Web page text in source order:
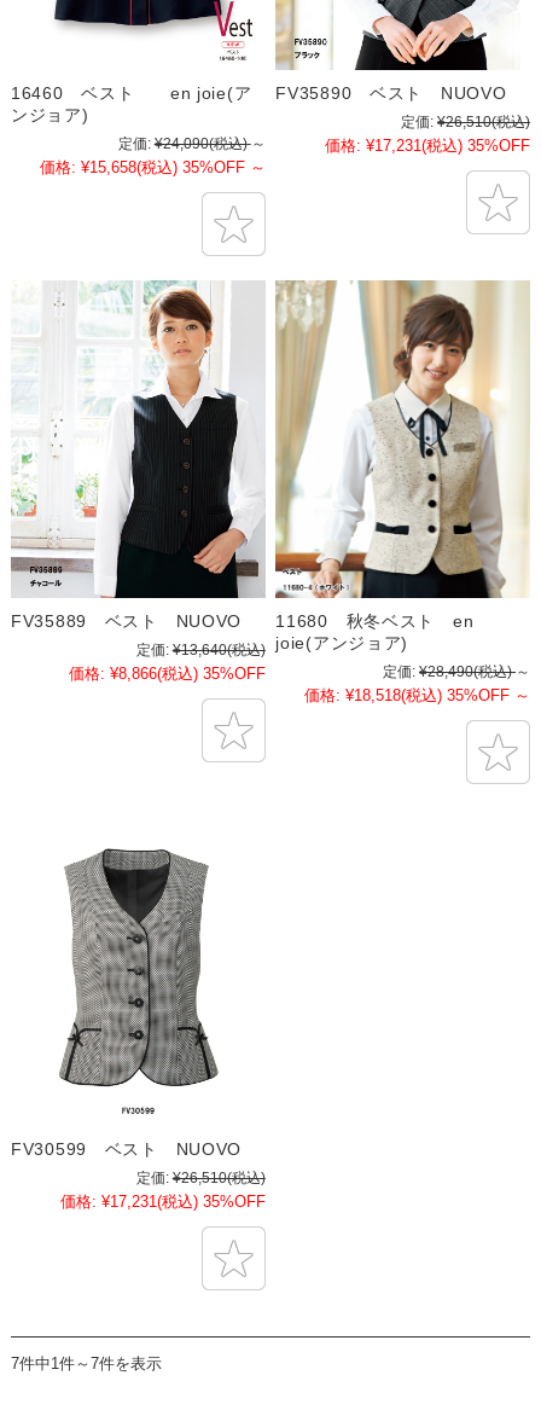
16460 ベスト en joie(ア
ンジョア)
定価: ¥24,090(税込) ～
価格: ¥15,658(税込) 35%OFF ～
FV35890 ベスト NUOVO
定価: ¥26,510(税込)
価格: ¥17,231(税込) 35%OFF
FV35889 ベスト NUOVO
定価: ¥13,640(税込)
価格: ¥8,866(税込) 35%OFF
11680 秋冬ベスト en
joie(アンジョア)
定価: ¥28,490(税込) ～
価格: ¥18,518(税込) 35%OFF ～
FV30599 ベスト NUOVO
定価: ¥26,510(税込)
価格: ¥17,231(税込) 35%OFF
7件中1件～7件を表示